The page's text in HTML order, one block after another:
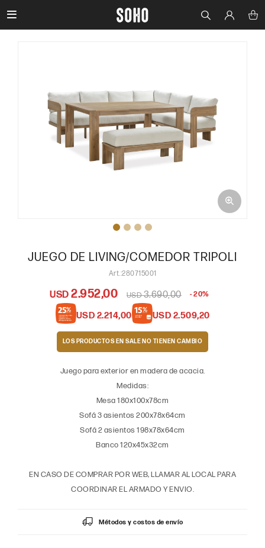

JUEGO DE LIVING/COMEDOR TRIPOLI
280715001
USD 2.952,00 USD3.690,00 20
USD 2.214,00 USD 2.509,20
LOS PRODUCTOS EN SALE
Juego para exterior en madera de acacia.
Medidas:
Mesa 180x100x78cm
Sofá 3 asientos 200x78x64cm
Sofá 2 asientos 198x78x64cm
Banco 120x45x32cm
EN CASO DE COMPRAR POR WEB, LLAMAR AL LOCAL PARA
COORDINAR EL ARMADO Y ENVIO.
Métodos y costos de envío